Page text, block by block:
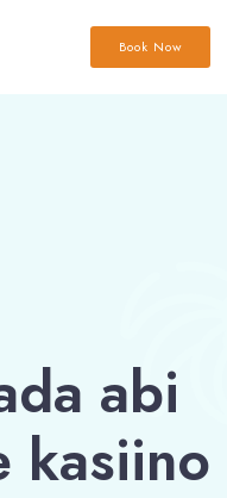
Book Now
abi
kasiino